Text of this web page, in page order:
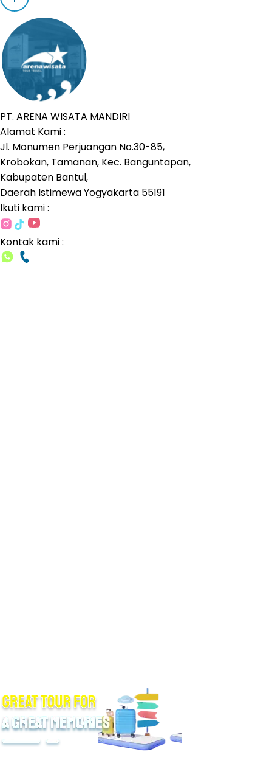
PT. ARENA WISATA MANDIRI
Alamat Kami :
Jl. Monumen Perjuangan No.30-85,
Krobokan, Tamanan, Kec. Banguntapan,
Kabupaten Bantul,
Daerah Istimewa Yogyakarta 55191
Ikuti kami :
Kontak kami :